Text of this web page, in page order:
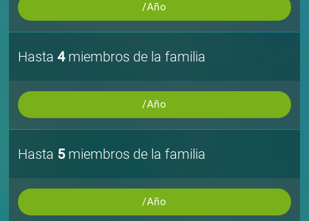
/Año
Hasta4miembros de la familia
/Año
Hasta 5miembros de la familia
/Año